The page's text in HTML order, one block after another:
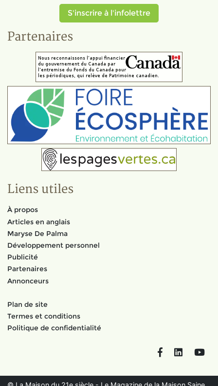
S'inscrire à l'infolettre
Partenaires
Liens utiles
À propos
Articles en anglais
Maryse De Palma
Développement personnel
Publicité
Partenaires
Annonceurs
Plan de site
Termes et conditions
Politique de confidentialité
FacebookLinkedIn